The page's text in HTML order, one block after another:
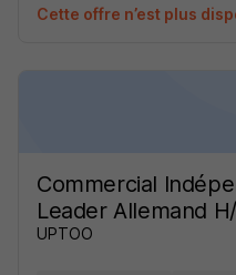
Cette offre n’est plus
Commercial
Leader Allemand
UPTOO